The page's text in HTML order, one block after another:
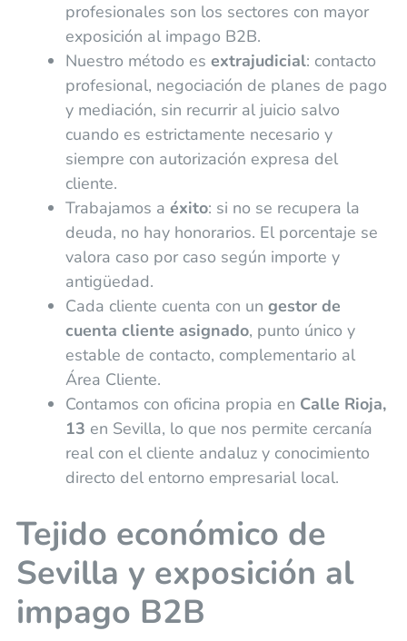
profesionales son los sectores con mayor
exposición al impago B2B.
Nuestro método es extrajudicial: contacto
profesional, negociación de planes de pago
y mediación, sin recurrir al juicio salvo
cuando es estrictamente necesario y
siempre con autorización expresa del
cliente.
Trabajamos a éxito: si no se recupera la
deuda, no hay honorarios. El porcentaje se
valora caso por caso según importe y
antigüedad.
Cada cliente cuenta con un gestor de
cuenta cliente asignado, punto único y
estable de contacto, complementario al
Área Cliente.
Contamos con oficina propia en Calle Rioja,
13 en Sevilla, lo que nos permite cercanía
real con el cliente andaluz y conocimiento
directo del entorno empresarial local.
Tejido económico de
Sevilla y exposición al
impago B2B